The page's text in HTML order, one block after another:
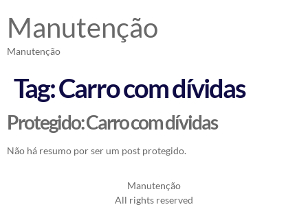
Manutenção
Manutenção
Tag:Carro com dívidas
Protegido: Carro com dívidas
Não há resumo por ser um post protegido.
Manutenção
All rights reserved